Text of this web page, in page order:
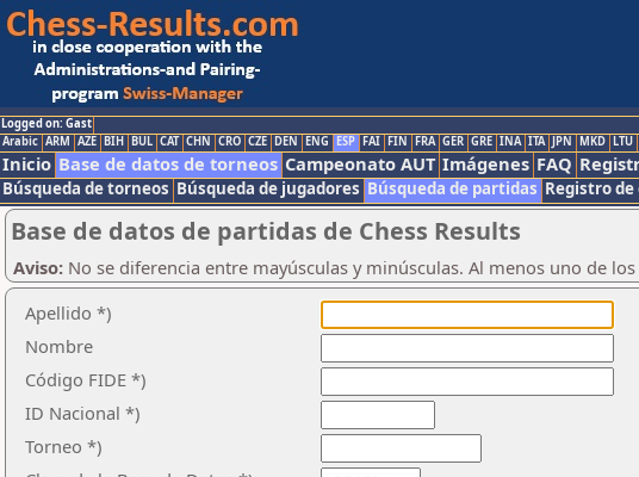
Logged on: Gast
Arabic ARM AZE BIH BUL CAT CHN CRO CZE DEN ENG ESP FAI FIN FRA GER GRE INA ITA JPN MKD LTU
Inicio Base de datos de torneos Campeonato AUT Imágenes FAQ
Búsqueda de torneos Búsqueda de jugadores Búsqueda de partidas Registro de
Base de datos de partidas de Chess Results
Aviso: No se diferencia entre mayúsculas y minúsculas. Al menos uno de
Apellido *)
Nombre
Código FIDE *)
ID Nacional *)
Torneo *)